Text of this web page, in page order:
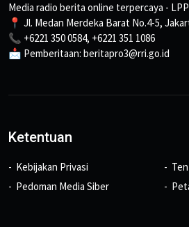
Media radio berita online terpercaya -
📍 Jl. Medan Merdeka Barat No.4-5,
📞 +6221 350 0584, +6221 351 1086
📩 Pemberitaan: beritapro3@rri.go.id
Ketentuan
Kebijakan Privasi
Pedoman Media Siber